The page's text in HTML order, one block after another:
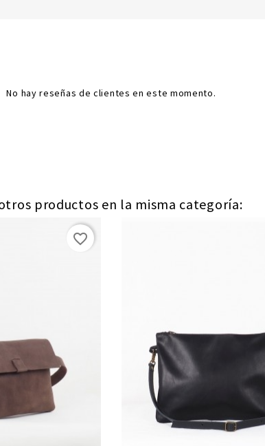
No hay reseñas de clientes en este momento.
productos en la misma categoría:
favorite_border